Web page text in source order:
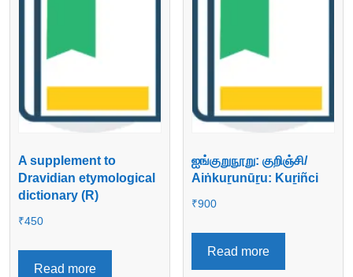
A supplement to
Dravidian etymological
dictionary (R)
₹450
Read more
ஐங்குறுநூறு: குறிஞ்சி/
Aiṅkuṟunūṟu: Kuṟiñci
₹900
Read more